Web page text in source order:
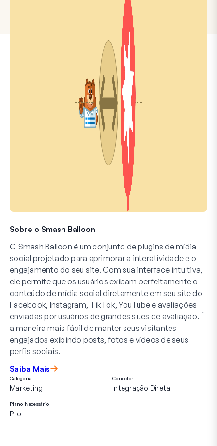
Sobre o Smash Balloon
O Smash Balloon é um conjunto de plugins de mídia
social projetado para aprimorar a interatividade e o
engajamento do seu site. Com sua interface intuitiva,
ele permite que os usuários exibam perfeitamente o
conteúdo de mídia social diretamente em seu site do
Facebook, Instagram, TikTok, YouTube e avaliações
enviadas por usuários de grandes sites de avaliação. É
a maneira mais fácil de manter seus visitantes
engajados exibindo posts, fotos e vídeos de seus
perfis sociais.
Saiba Mais
Categoria
Marketing
Conector
Integração Direta
Plano Necessário
Pro